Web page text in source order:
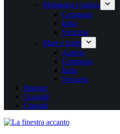
Montagna e natura
Germania
Italia
Svizzera
Mare e laghi
Austria
Germania
Italia
Svizzera
Itinerari
Consigli
Contatti